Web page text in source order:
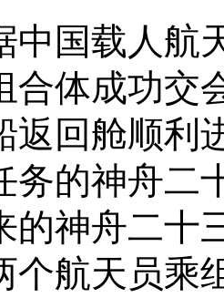
载人航天
合体成功交
返回舱顺利
务的神舟二
的神舟二十
个航天员乘